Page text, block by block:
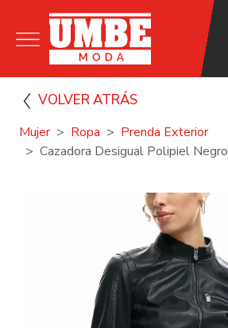
VOLVER ATRÁS
Mujer Ropa
Prenda Exterior
Cazadora Desigual Polipiel Negro